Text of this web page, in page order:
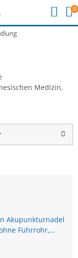
0
Medizin,
verschiedene